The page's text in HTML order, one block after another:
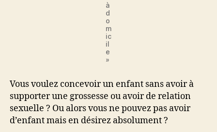
à
d
o
m
ic
il
e
»
Vous voulez concevoir un enfant sans avoir à
supporter une grossesse ou avoir de relation
sexuelle ? Ou alors vous ne pouvez pas avoir
d’enfant mais en désirez absolument ?